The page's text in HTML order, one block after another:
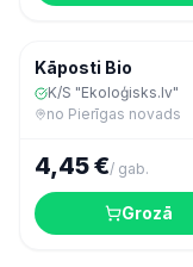
Kāposti Bio
K/S "Ekoloģisks.lv"
no Pierīgas novads
4,45 €/ gab.
Grozā